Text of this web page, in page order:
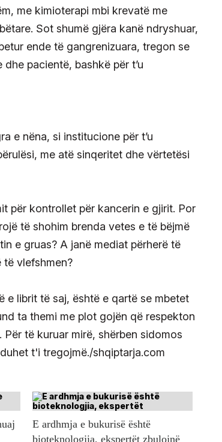
me kimioterapi mbi krevatë me
Sot shumë gjëra kanë ndryshuar,
ende të gangrenizuara, tregon se
pacientë, bashkë për t’u
e nëna, si institucione për t’u
me atë sinqeritet dhe vërtetësi
për kontrollet për kancerin e gjirit. Por
të shohim brenda vetes e të bëjmë
e gruas? A janë mediat përherë të
të vlefshmen?
e librit të saj, është e qartë se mbetet
ta themi me plot gojën që respekton
të kuruar mirë, shërben sidomos
t'i tregojmë./shqiptarja.com
E ardhmja e bukurisë është
bioteknologjia, ekspertët zbulojnë